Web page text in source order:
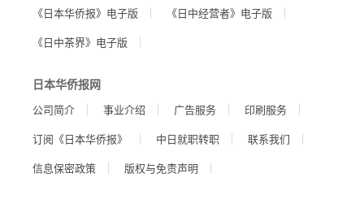
《日本华侨报》电子版
《日中经营者》电子版
《日中茶界》电子版
日本华侨报网
公司简介 事业介绍 广告服务
印刷服务
订阅《日本华侨报》
中日就职转职
联系我们
信息保密政策
版权与免责声明